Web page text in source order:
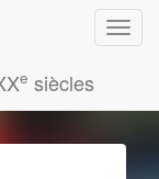
e siècles